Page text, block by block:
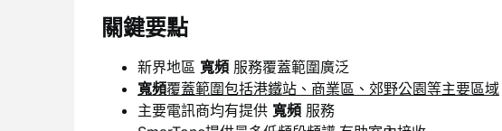
關鍵要點
新界地區 寬頻 服務覆蓋範圍廣泛
寬頻覆蓋範圍包括港鐵站、商業區、郊野公園等主要區域
主要電訊商均有提供 寬頻 服務